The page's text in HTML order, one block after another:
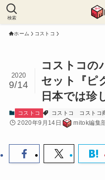
検索
ホーム コストコ
コストコの
セット『ピ
日本では珍
2020
9/14
コストコ コストコ コストコ
2020年9月14日 mitok編集